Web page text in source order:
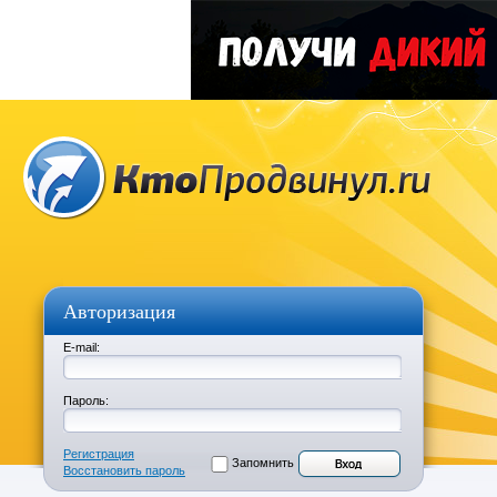
Авторизация
E-mail:
Пароль:
Регистрация
Восстановить пароль
Запомнить